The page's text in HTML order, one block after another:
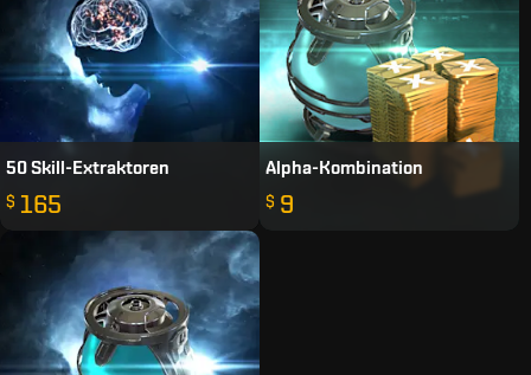
50 Skill-Extraktoren
$ 165
Alpha-Kombination
$ 9